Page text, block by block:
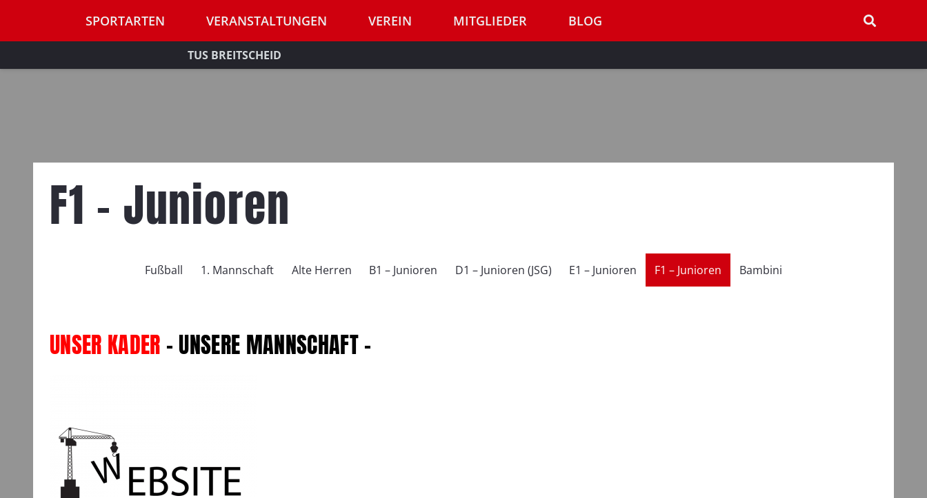
SPORTARTEN VERANSTALTUNGEN VEREIN MITGLIEDER BLOG
TUS BREITSCHEID
F1 – Junioren
Fußball 1. Mannschaft Alte Herren B1 – Junioren D1 – Junioren (JSG) E1 – Junioren F1 – Junioren Bambini
UNSER KADER – UNSERE MANNSCHAFT –